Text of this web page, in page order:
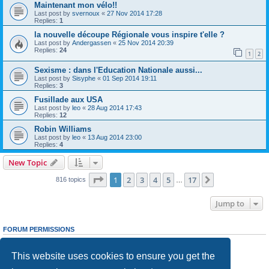
This website uses cookies to ensure you get the
Maintenant mon vélo!!
Last post by svernoux « 27 Nov 2014 17:28
Replies: 1
la nouvelle découpe Régionale vous inspire t'elle ?
Last post by Andergassen « 25 Nov 2014 20:39
Replies: 24 1 2
Sexisme : dans l'Education Nationale aussi...
Last post by Sisyphe « 01 Sep 2014 19:11
Replies: 3
Fusillade aux USA
Last post by leo « 28 Aug 2014 17:43
Replies: 12
Robin Williams
Last post by leo « 13 Aug 2014 23:00
Replies: 4
New Topic
816 topics Page 1of 17
1 2 3 4 5 17
Jump to
FORUM PERMISSIONS
cannotedit your posts in this forum